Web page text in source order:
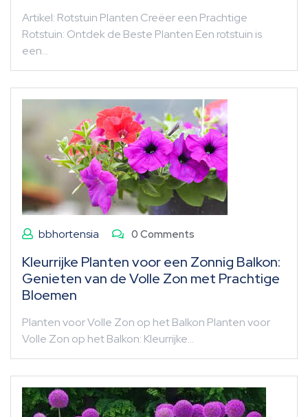
Artikel: Rotstuin Planten Creëer een Prachtige
Rotstuin: Ontdek de Beste Planten Een rotstuin is
een…
bbhortensia 0 Comments
Kleurrijke Planten voor een Zonnig Balkon:
Genieten van de Volle Zon met Prachtige
Bloemen
Planten voor Volle Zon op het Balkon Planten voor
Volle Zon op het Balkon: Kleurrijke…